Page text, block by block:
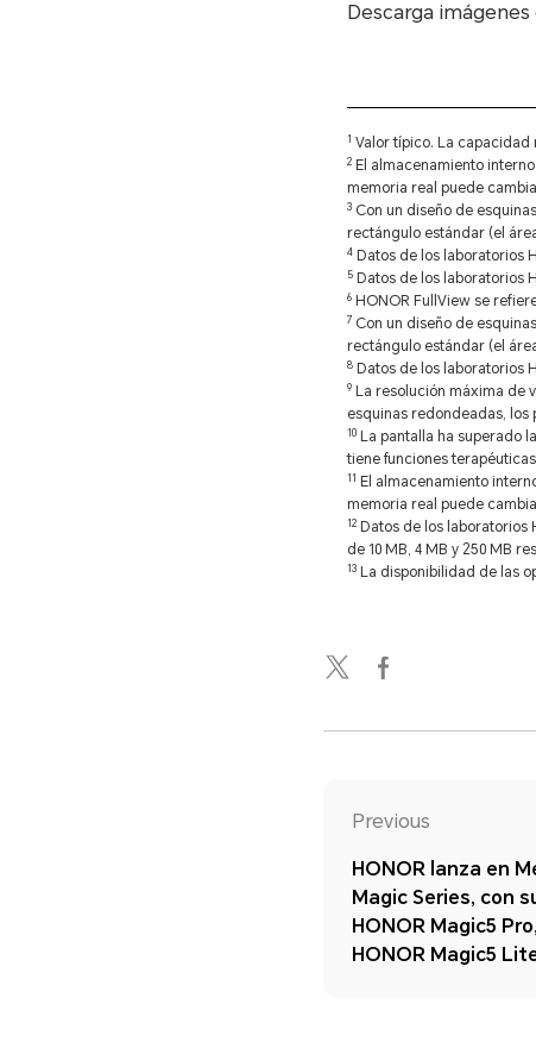
Descarga imágenes
1 Valor típico. La capacidad
2 El almacenamiento
memoria real puede
3 Con un diseño de
rectángulo estándar (el
4 Datos de los laboratorios
5 Datos de los laboratorios
6 HONOR FullView se
7 Con un diseño de
rectángulo estándar (el
8 Datos de los laboratorios
9 La resolución máxima de
esquinas redondeadas, los
10 La pantalla ha superado
tiene funciones
11
El almacenamiento
memoria real puede
12 Datos de los laboratorios
de 10 MB, 4 MB y 250 MB
13 La disponibilidad de las
Previous
HONOR lanza en
Magic Series, con
HONOR Magic5
HONOR Magic5